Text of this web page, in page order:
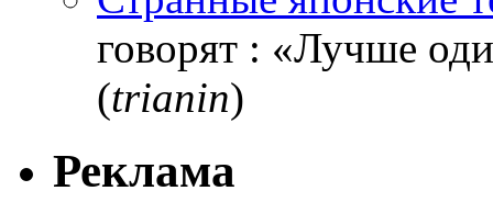
говорят : «Лучше
(trianin)
Реклама